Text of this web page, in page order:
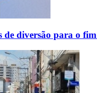
de diversão para o